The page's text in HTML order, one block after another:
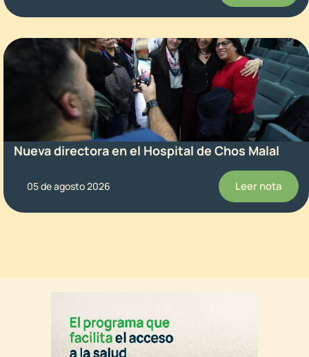
Nueva directora en el Hospital de Chos Malal
05 de agosto 2026 Leer nota